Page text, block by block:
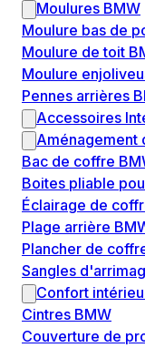
Moulures BMW
Moulure bas de
Moulure de toit
Moulure
Pennes arrières
Accessoires
Aménagement
Bac de coffre
Boites pliable
Éclairage de
Plage arrière
Plancher de
Sangles
Confort
Cintres BMW
Couverture de